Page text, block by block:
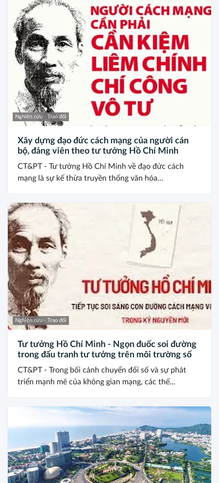
Nghiên cứu - Trao đổi
Xây dựng đạo đức cách mạng của người cán
bộ, đảng viên theo tư tưởng Hồ Chí Minh
CT&PT - Tư tưởng Hồ Chí Minh về đạo đức cách
mạng là sự kế thừa truyền thống văn hóa...
Nghiên cứu - Trao đổi
Tư tưởng Hồ Chí Minh - Ngọn đuốc soi đường
trong đấu tranh tư tưởng trên môi trường số
CT&PT - Trong bối cảnh chuyển đổi số và sự phát
triển mạnh mẽ của không gian mạng, các thế...